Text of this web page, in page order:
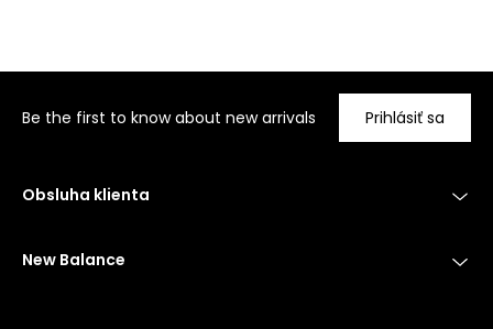
Be the first to know about new arrivals Prihlásiť sa
Obsluha klienta
New Balance